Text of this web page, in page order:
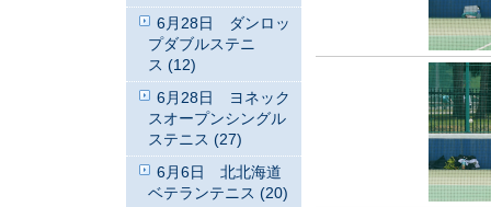
6月28日 ダンロッ
プダブルステニ
ス (12)
6月28日 ヨネック
スオープンシングル
ステニス (27)
6月6日 北北海道
ベテランテニス (20)